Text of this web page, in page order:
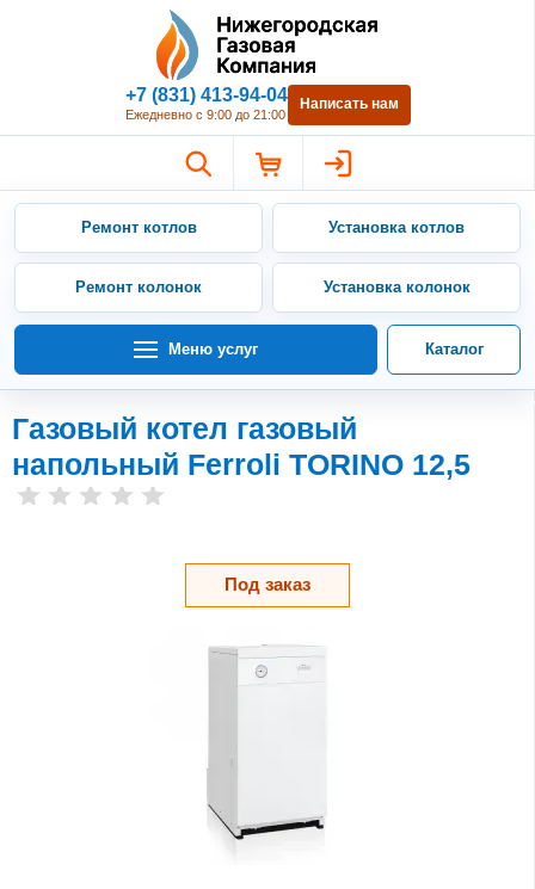
Нижегородская Газовая
+7 (831) 413-94-04
Ежедневно с 9:00 до 21:00
Написать нам
Ремонт котлов Установка котлов
Ремонт колонок Установка колонок
Меню услуг Каталог
Газовый котел газовый
напольный Ferroli TORINO 12,5
Под заказ